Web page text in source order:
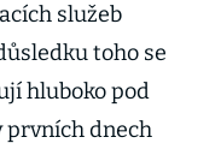
služeb
toho se
hluboko pod
prvních dnech